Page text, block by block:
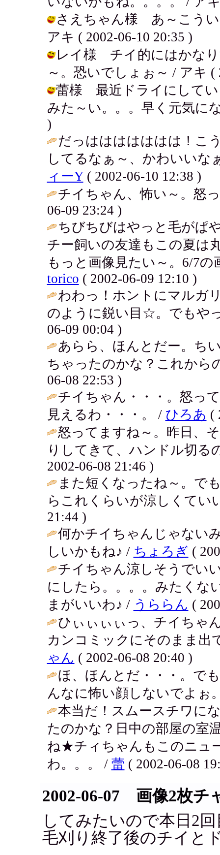
さえちゃん様 あ～こうい
アキ ( 2002-06-10 20:35 )
レイ様 チイ的にはかな
～。恐いでしょぉ～ / アキ (
蕾様 最近ドライにしてい
みた～い。。。早く元気に
)
だっははははははは！こ
してるなぁ～、かわいいな
ィーY( 2002-06-10 12:38 )
チイちゃん、怖い～。怒
06-09 23:24 )
ちびちびはやっと毛がぱ
チー飼いの友達もこの夏は
もっと画像見たい～。6/7
torico ( 2002-06-09 12:10 )
わわっ！ホントにマルガ
のように鋭い目☆。でもや
06-09 00:04 )
あらら、ほんとだー。ち
ちゃったのかな？これから
06-08 22:53 )
チイちゃん・・・。怒っ
見えるわ・・・。 / ひろあ (
怒ってますね～。昨日、
りしてきて、ハンドル切る
2002-06-08 21:46 )
また短くなったね～。で
らこれくらいが涼しくてい
21:44 )
何かチイちゃんじゃない
しいかもね♪ / ちょろぎ (
チイちゃん涼しそうでい
にしたら。。。。みたくな
まがいいわ♪ / うららん (
ひぃぃぃぃっ、チイちゃ
カンコミックにそのまま出
ゃん ( 2002-06-08 20:40 )
ほ、ほんとだ・・・。で
んなに怖い顔しないでよぉ
本当だ！スムースチワに
たのかな？日中の部屋の室
ね★チィちゃんもこのニュ
わ。。。 / 蕾 ( 2002-06-08
2002-06-07 画像2枚チ
してみたいので本日2
毛刈り終了後のチイと